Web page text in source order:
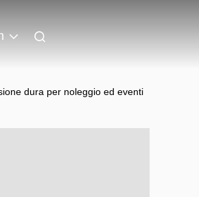
dura per noleggio ed eventi